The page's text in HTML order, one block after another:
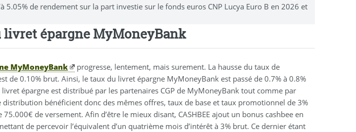
5.05% de rendement sur la part investie sur le fonds euros CNP Lucya Euro B en 2026 et
livret épargne MyMoneyBank
MyMoneyBank
progresse, lentement, mais surement. La hausse du taux de
de 0.10% brut. Ainsi, le taux du livret épargne MyMoneyBank est passé de 0.7% à 0.8%
épargne est distribué par les partenaires CGP de MyMoneyBank tout comme par
distribution bénéficient donc des mêmes offres, taux de base et taux promotionnel de 3%
de versement. Afin d’être le mieux disant, CASHBEE ajout un bonus cashbee en
de percevoir l’équivalent d’un quatrième mois d’intérêt à 3% brut. Ce dernier étant